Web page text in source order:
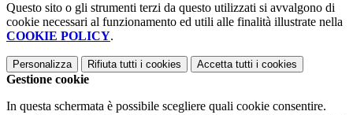
Questo sito o gli strumenti terzi da questo utilizzati si avvalgono di
cookie necessari al funzionamento ed utili alle finalità illustrate nella
COOKIE POLICY.
Personalizza Rifiuta tutti i cookies Accetta tutti i cookies
Gestione cookie
In questa schermata è possibile scegliere quali cookie consentire.